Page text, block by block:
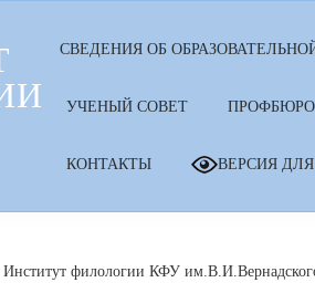
СВЕДЕНИЯ ОБ
УЧЕНЫЙ СОВЕТ ПРОФБЮРО
КОНТАКТЫ ВЕРСИЯ
Институт филологии КФУ